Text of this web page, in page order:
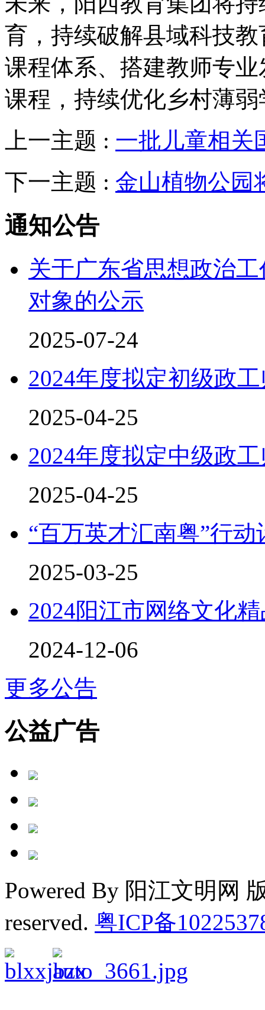
育，持续破解县域科技
课程体系、搭建教师专
课程，持续优化乡村薄
上一主题 : 一批儿童相关
下一主题 : 金山植物公园
通知公告
关于广东省思想政治
对象的公示
2025-07-24
2024年度拟定初级政
2025-04-25
2024年度拟定中级政
2025-04-25
“百万英才汇南粤”行
2025-03-25
2024阳江市网络文化
2024-12-06
更多公告
公益广告
Powered By 阳江文明网
reserved. 粤ICP备